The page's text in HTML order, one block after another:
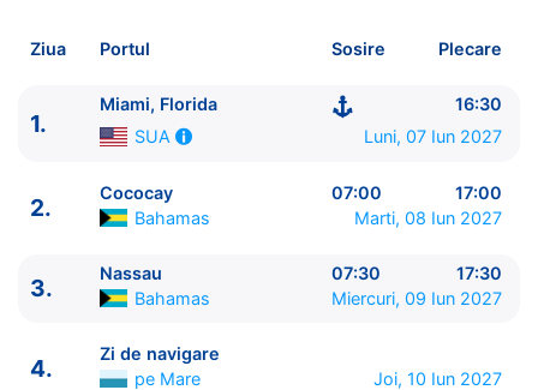
Plecare pe 07 Iun 2027 din Miami, Florida, SUA
Royal Caribbean International
Ziua Portul Sosire Plecare
1.
Miami, Florida
16:30
SUA
Luni, 07 Iun 2027
2.
Cococay 07:00
17:00
Bahamas
Marti, 08 Iun 2027
3.
Nassau 07:30
17:30
Bahamas
Miercuri, 09 Iun 2027
4.
Zi de navigare
pe Mare
Joi, 10 Iun 2027